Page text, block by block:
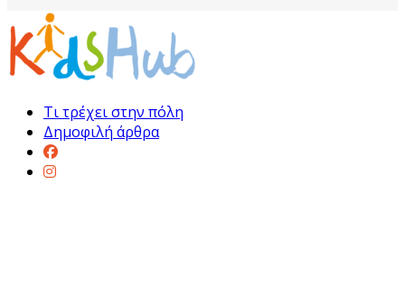
Τι τρέχει στην πόλη
Δημοφιλή άρθρα